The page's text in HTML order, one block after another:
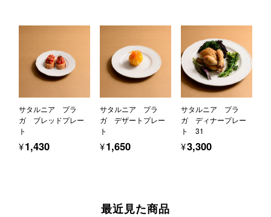
サタルニア プラ
ガ ブレッドプレー
ト
¥1,430
サタルニア プラ
ガ デザートプレー
ト
¥1,650
サタルニア プラ
ガ ディナープレー
ト 31
¥3,300
最近見た商品